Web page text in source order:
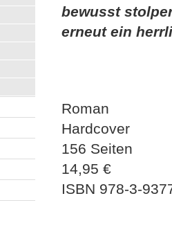
bewusst
erneut ein
Roman
Hardcover
156 Seiten
14,95 €
ISBN 978-3-